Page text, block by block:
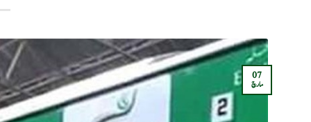
07
مارچ